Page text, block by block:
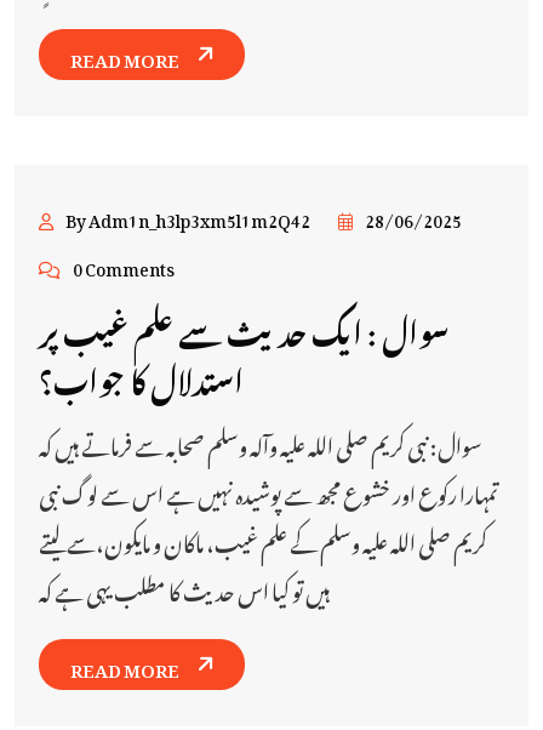
READ MORE
By Adm1n_h3lp3xm5l1m2Q42
28/06/2025
0 Comments
سوال : ایك حدیث سے علم غیب پر
استدلال كا جواب؟
سوال: نبی کریم صلی اللہ علیہ وآلہ وسلم صحابہ سے فرماتے ہیں کہ
تمہارا رکوع اور خشوع مجھ سے پوشیدہ نہیں ہے اس سے لوگ نبی
کریم صلی اللہ علیہ وسلم کے علم غیب، ماکان و مایکون،سے لیتے
ہیں تو کیا اس حدیث کا مطلب یہی ہے کہ
READ MORE